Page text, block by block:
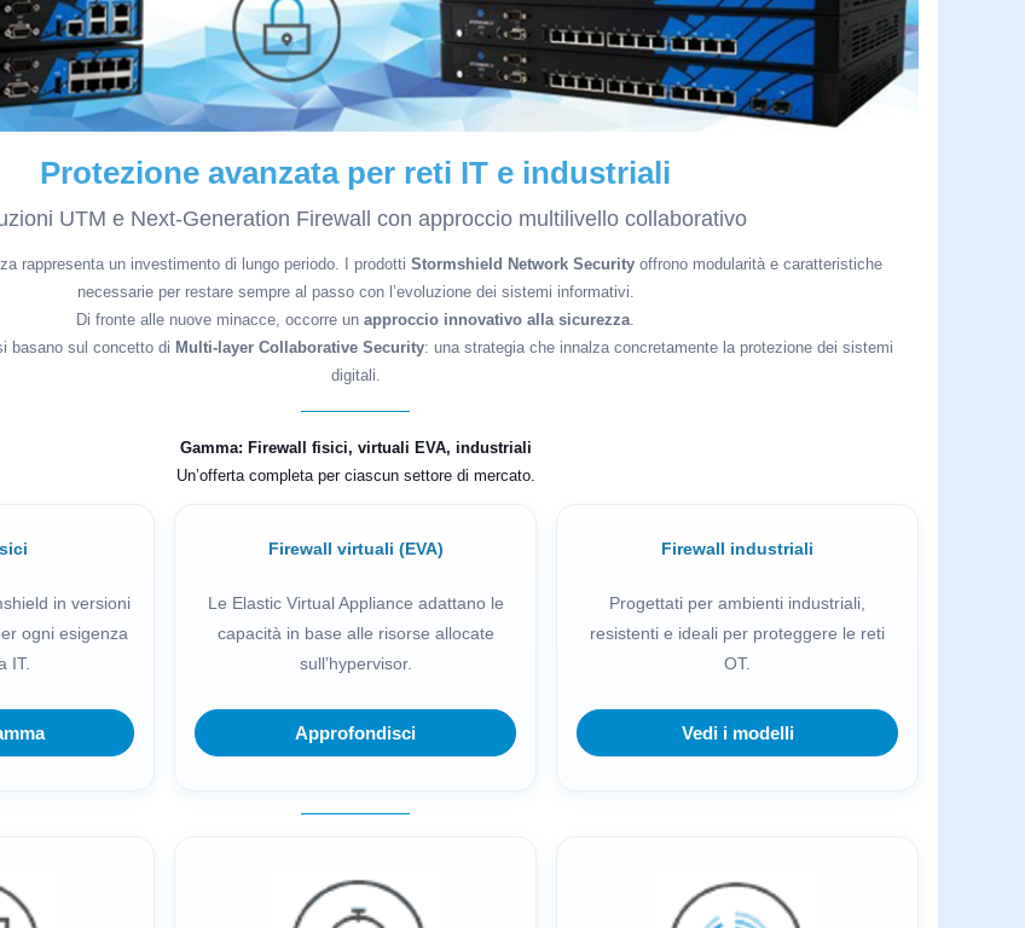
Protezione avanzata per reti IT e industriali
UTM e Next-Generation Firewall con approccio multilivello collaborativo
rappresenta un investimento di lungo periodo. I prodotti Stormshield Network Security offrono modularità e caratteristiche
necessarie per restare sempre al passo con l’evoluzione dei sistemi informativi.
Di fronte alle nuove minacce, occorre un approccio innovativo alla sicurezza
basano sul concetto di Multi-layer Collaborative Security: una strategia che innalza concretamente la protezione dei sistemi
digitali.
Gamma: Firewall fisici, virtuali EVA, industriali
Un’offerta completa per ciascun settore di mercato.
in versioni
ogni esigenza
IT.
Firewall virtuali (EVA)
Le Elastic Virtual Appliance adattano le
capacità in base alle risorse allocate
sull’hypervisor.
Approfondisci
Firewall industriali
Progettati per ambienti industriali,
resistenti e ideali per proteggere le reti
OT.
Vedi i modelli